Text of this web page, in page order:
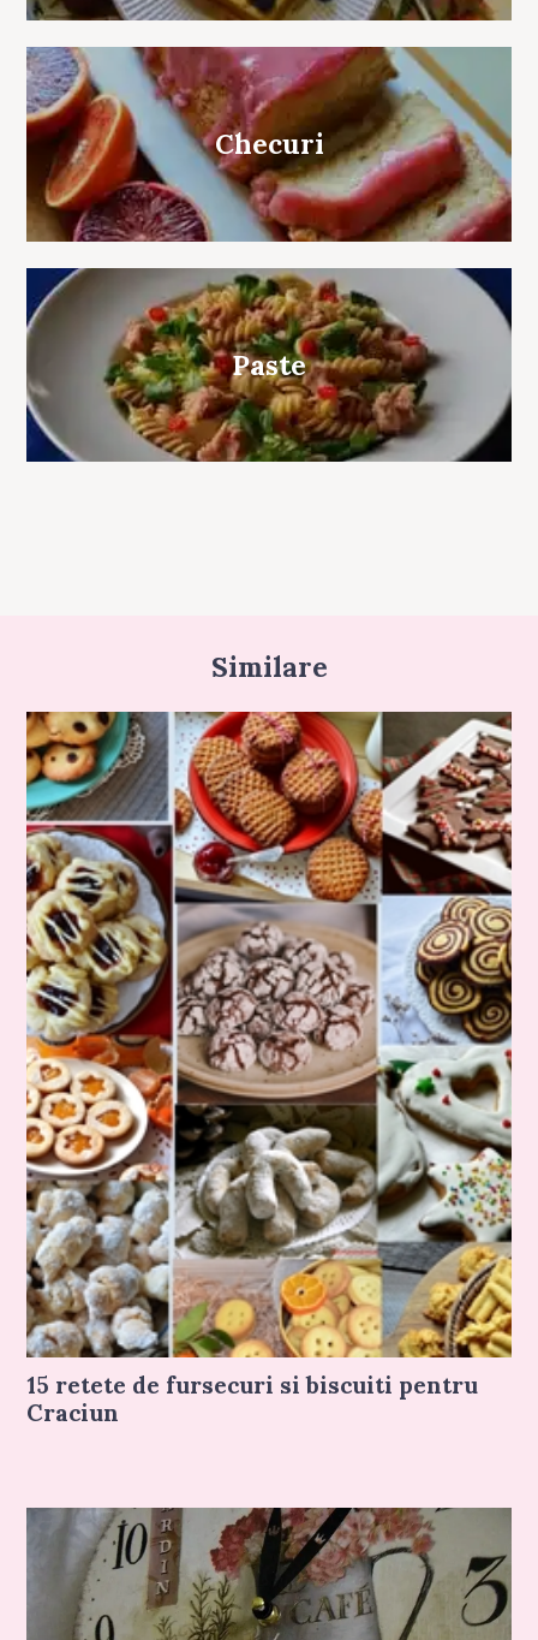
Checuri
Paste
Similare
15 retete de fursecuri si biscuiti pentru
Craciun